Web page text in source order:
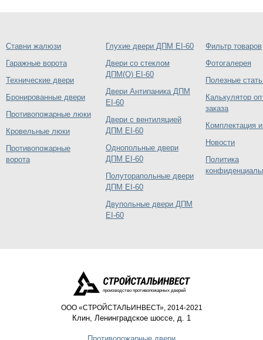
Ставни жалюзи
Гаражные ворота
Технические двери
Бронированные двери
Противопожарные люки
Кровельные люки
Противопожарные
ворота
Глухие двери ДПМ EI-60
Двери со стеклом
ДПМ(О) EI-60
Двери Антипаника ДПМ
EI-60
Двери с вентиляцией
ДПМ EI-60
Однопольные двери
ДПМ EI-60
Полуторапольные двери
ДПМ EI-60
Двупольные двери ДПМ
EI-60
Фильтр товаров
Фотогалерея
Полезные
Калькулятор
заказа
Комплектация
Новости
Политика
производство противопожарных дверей
ООО «СТРОЙСТАЛЬИНВЕСТ», 2014-2021
Клин, Ленинградское шоссе, д. 1